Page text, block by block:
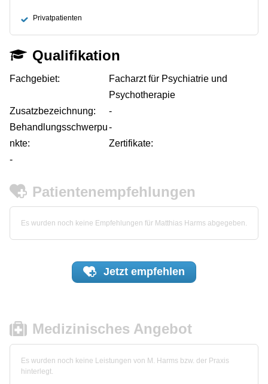
Privatpatienten
Qualifikation
Fachgebiet:
Facharzt für Psychiatrie und
Psychotherapie
Zusatzbezeichnung:
-
Behandlungsschwerpu
nkte:
-
Zertifikate:
-
Patientenempfehlungen
Es wurden noch keine Empfehlungen für Matthias Harms abgegeben.
Jetzt empfehlen
Medizinisches Angebot
Es wurden noch keine Leistungen von M. Harms bzw. der Praxis
hinterlegt.